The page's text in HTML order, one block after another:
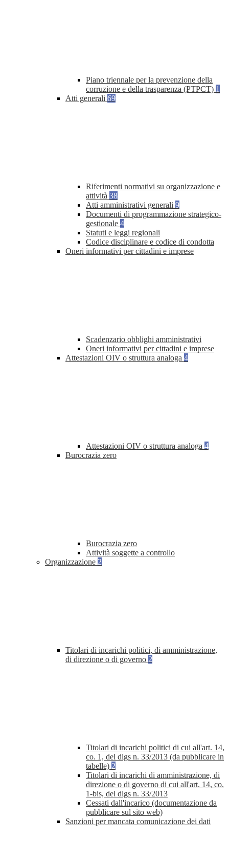
Piano triennale per la prevenzione della
corruzione e della trasparenza (PTPCT) 1
Atti generali 69
Riferimenti normativi su organizzazione e
attività 38
Atti amministrativi generali 9
Documenti di programmazione strategico-
gestionale 4
Statuti e leggi regionali
Codice disciplinare e codice di condotta
Oneri informativi per cittadini e imprese
Scadenzario obblighi amministrativi
Oneri informativi per cittadini e imprese
Attestazioni OIV o struttura analoga 4
Attestazioni OIV o struttura analoga 4
Burocrazia zero
Burocrazia zero
Attività soggette a controllo
Organizzazione 2
Titolari di incarichi politici, di amministrazione,
di direzione o di governo 2
Titolari di incarichi politici di cui all'art. 14,
co. 1, del dlgs n. 33/2013 (da pubblicare in
tabelle) 2
Titolari di incarichi di amministrazione, di
direzione o di governo di cui all'art. 14, co.
1-bis, del dlgs n. 33/2013
Cessati dall'incarico (documentazione da
pubblicare sul sito web)
Sanzioni per mancata comunicazione dei dati